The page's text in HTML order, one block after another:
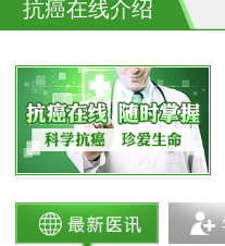
抗癌在线介绍